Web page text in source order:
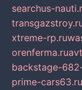
searchus-
xtreme-rp.ru
orenferma.ru
backstage-
prime-cars63.ru